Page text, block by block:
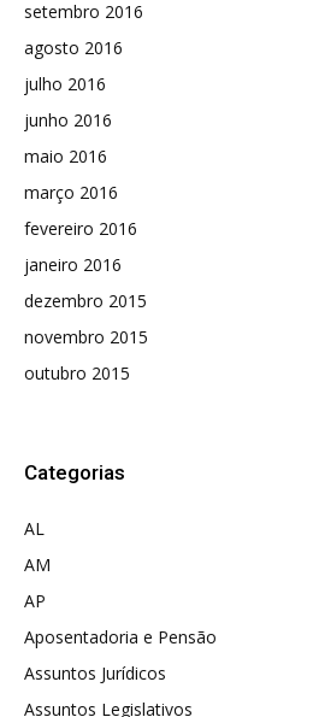
setembro 2016
agosto 2016
julho 2016
junho 2016
maio 2016
março 2016
fevereiro 2016
janeiro 2016
dezembro 2015
novembro 2015
outubro 2015
Categorias
AL
AM
AP
Aposentadoria e Pensão
Assuntos Jurídicos
Assuntos Legislativos